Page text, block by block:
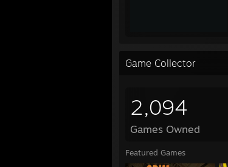
Game Collector
2,094
Games Owned
Featured Games